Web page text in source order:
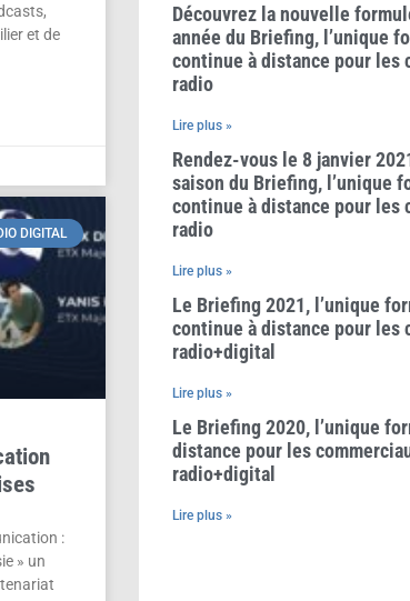
et de
DIGITAL
:
» un
Découvrez la nouvelle
année du Briefing, l’unique
continue à distance pour les
radio
Lire plus »
Rendez-vous le 8 janvier
saison du Briefing, l’unique
continue à distance pour les
radio
Lire plus »
Le Briefing 2021, l’unique
continue à distance pour les
radio+digital
Lire plus »
Le Briefing 2020, l’unique
distance pour les
radio+digital
Lire plus »